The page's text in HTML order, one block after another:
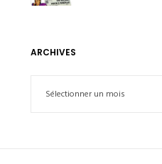
ARCHIVES